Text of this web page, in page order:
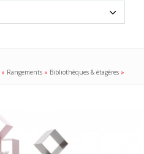
» Rangements » Bibliothèques & étagères »